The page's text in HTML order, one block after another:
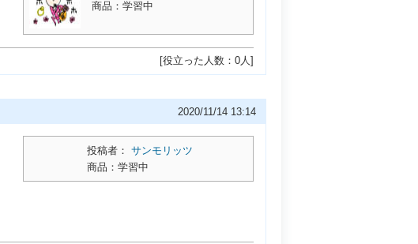
商品：学習中
[役立った人数：0人]
2020/11/14 13:14
投稿者： サンモリッツ
商品：学習中